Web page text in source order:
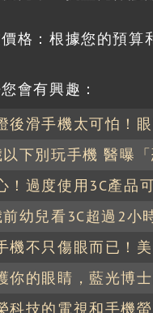
格：根據您的預算
會有興趣：
後滑手機太可怕！
下別玩手機 醫曝「
！過度使用3C產品
前幼兒看3C超過2小
機不只傷眼而已！
你的眼睛，藍光博
科技的電視和手機